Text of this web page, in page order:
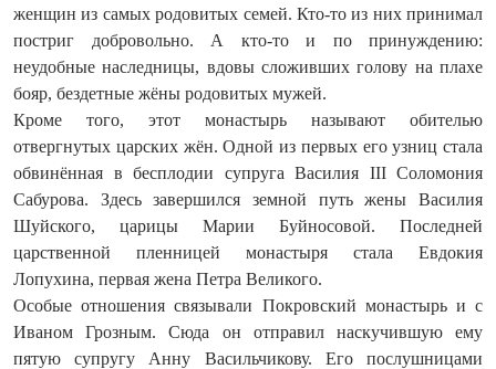
женщин из самых родовитых семей. Кто-то из них принимал
постриг добровольно. А кто‑то и по принуждению:
неудобные наследницы, вдовы сложивших голову на плахе
бояр, бездетные жёны родовитых мужей.
Кроме того, этот монастырь называют обителью
отвергнутых царских жён. Одной из первых его узниц стала
обвинённая в бесплодии супруга Василия III Соломония
Сабурова. Здесь завершился земной путь жены Василия
Шуйского, царицы Марии Буйносовой. Последней
царственной пленницей монастыря стала Евдокия
Лопухина, первая жена Петра Великого.
Особые отношения связывали Покровский монастырь и с
Иваном Грозным. Сюда он отправил наскучившую ему
пятую супругу Анну Васильчикову. Его послушницами